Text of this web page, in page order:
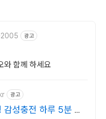
광고
와 함께 하세요
광고
성충전 하루 5분 힐